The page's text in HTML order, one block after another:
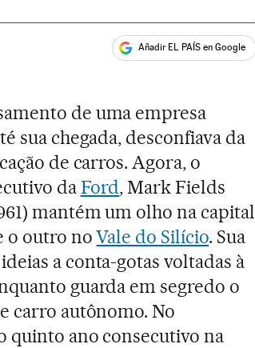
Añadir EL PAÍS en Google
de uma empresa
sua chegada, desconfiava da
de carros. Agora, o
daFord, Mark Fields
mantém um olho na capital
o outro noVale do Silício. Sua
a conta-gotas voltadas à
guarda em segredo o
carro autônomo. No
quinto ano consecutivo na